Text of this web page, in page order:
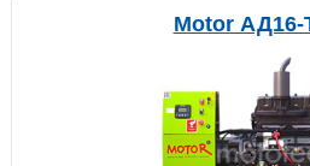
Motor АД16-